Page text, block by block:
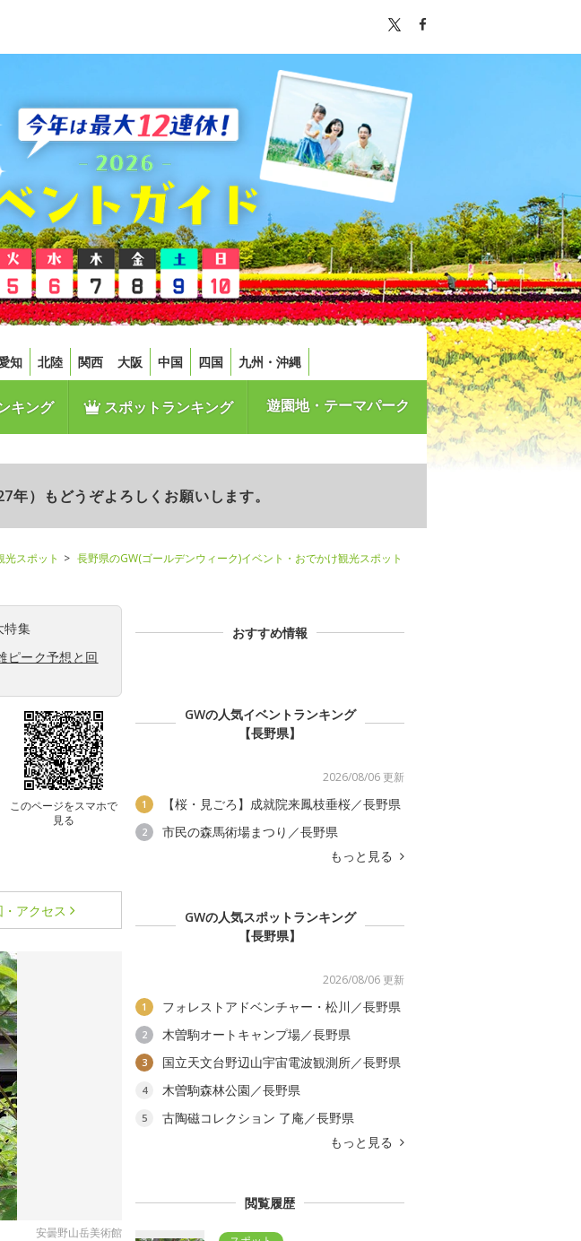
知 北陸 関西 大阪 中国 四国 九州・沖縄
キング スポットランキング 遊園地・テーマパーク
）もどうぞよろしくお願いします。
スポット
長野県のGW(ゴールデンウィーク)イベント・おでかけ観光スポット
特集
ピーク予想と回
このページをスマホで
見る
アクセス
安曇野山岳美術館
おすすめ情報
GWの人気イベントランキング
【長野県】
2026/08/06 更新
1 【桜・見ごろ】成就院来鳳枝垂桜／長野県
2
市民の森馬術場まつり／長野県
もっと見る
GWの人気スポットランキング
【長野県】
2026/08/06 更新
1 フォレストアドベンチャー・松川／長野県
2 木曽駒オートキャンプ場／長野県
3 国立天文台野辺山宇宙電波観測所／長野県
4 木曽駒森林公園／長野県
5
古陶磁コレクション 了庵／長野県
もっと見る
閲覧履歴